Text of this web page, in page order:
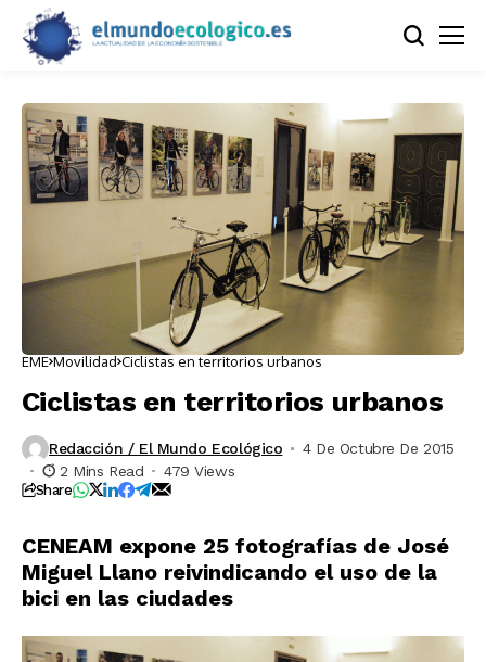
EME Movilidad Ciclistas en territorios urbanos
Ciclistas en territorios urbanos
Redacción / El Mundo Ecológico
4 De Octubre De 2015
2 Mins Read
479 Views
Share
CENEAM expone 25 fotografías de José
Miguel Llano reivindicando el uso de la
bici en las ciudades